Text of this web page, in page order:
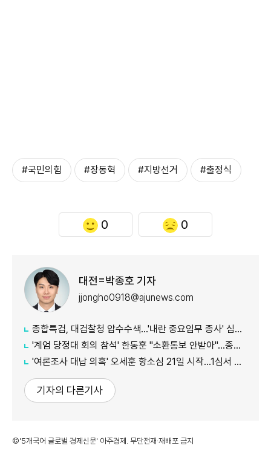
#국민의힘 #장동혁 #지방선거 #출정식
0 0
대전=박종호 기자
jjongho0918@ajunews.com
종합특검, 대검찰청 압수수색...'내란 중요임무 종사' 심우정 관련 수사
'계엄 당정대 회의 참석' 한동훈 "소환통보 안받아"…종합특검 "의원실 수령했다"
'여론조사 대납 의혹' 오세훈 항소심 21일 시작...1심서 시장직 상실형
기자의 다른기사
©'5개국어 글로벌 경제신문' 아주경제. 무단전재·재배포 금지